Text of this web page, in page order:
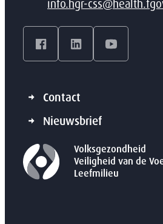
E-mailinfo.hgr-css@
FacebookLinkedInYouTube
Contact
Nieuwsbrief
Volksgezondheid
Veiligheid van de
Leefmilieu